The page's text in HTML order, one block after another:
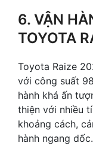
6. VẬN
TOYOTA
Toyota Raize
với công suất
hành khá ấn
thiện với nhiều
khoảng cách,
hành ngang dốc.